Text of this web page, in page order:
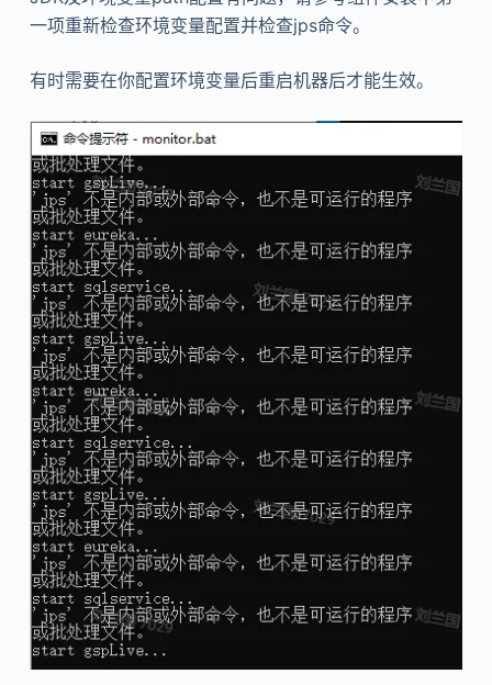
一项重新检查环境变量配置并检查jps命令。
有时需要在你配置环境变量后重启机器后才能生效。